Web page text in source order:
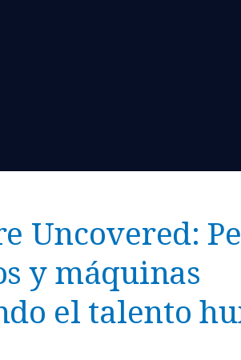
Uncovered:
y máquinas
el talento